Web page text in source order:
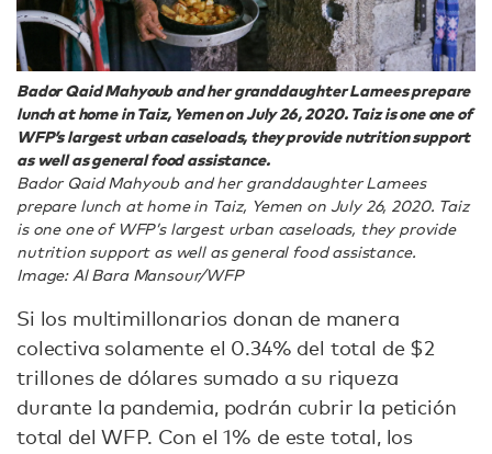
Bador Qaid Mahyoub and her granddaughter Lamees prepare
lunch at home in Taiz, Yemen on July 26, 2020. Taiz is one one of
WFP’s largest urban caseloads, they provide nutrition support
as well as general food assistance.
Bador Qaid Mahyoub and her granddaughter Lamees
prepare lunch at home in Taiz, Yemen on July 26, 2020. Taiz
is one one of WFP’s largest urban caseloads, they provide
nutrition support as well as general food assistance.
Image: Al Bara Mansour/WFP
Si los multimillonarios donan de manera
colectiva solamente el 0.34% del total de $2
trillones de dólares sumado a su riqueza
durante la pandemia, podrán cubrir la petición
total del WFP. Con el 1% de este total, los